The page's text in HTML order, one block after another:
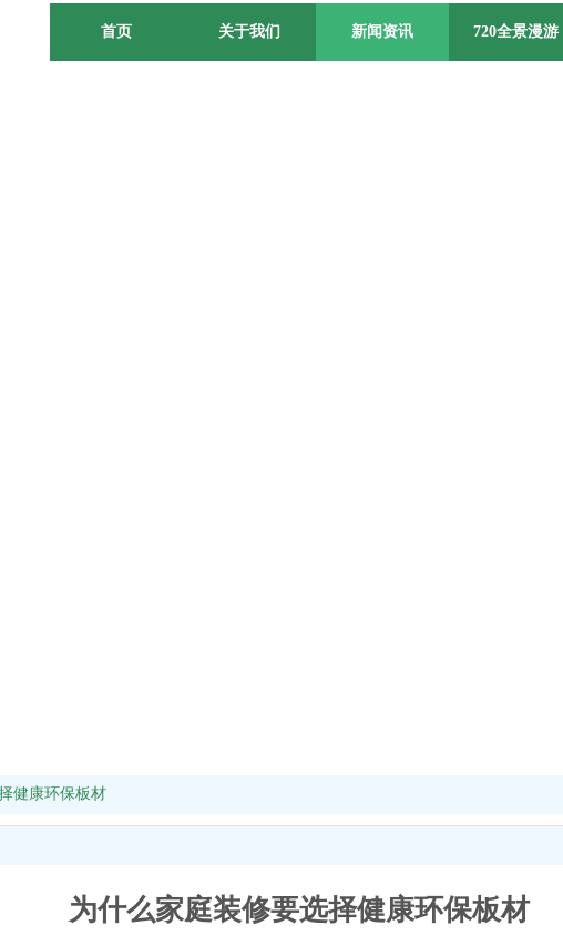
首页 关于我们 新闻资讯 720全景漫游
健康环保板材
为什么家庭装修要选择健康环保板材